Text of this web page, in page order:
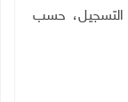
التسجيل، حسب